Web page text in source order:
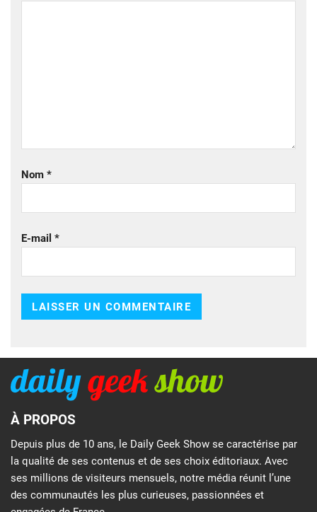
Nom *
E-mail *
À PROPOS
Depuis plus de 10 ans, le Daily Geek Show se caractérise par
la qualité de ses contenus et de ses choix éditoriaux. Avec
ses millions de visiteurs mensuels, notre média réunit l’une
des communautés les plus curieuses, passionnées et